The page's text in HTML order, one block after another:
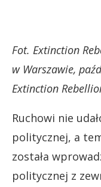
Fot. Extinction
w Warszawie,
Extinction
Ruchowi nie
politycznej, a
została
politycznej z